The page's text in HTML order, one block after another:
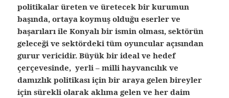
politikalar üreten ve üretecek bir kurumun
başında, ortaya koymuş olduğu eserler ve
başarıları ile Konyalı bir ismin olması, sektörün
geleceği ve sektördeki tüm oyuncular açısından
gurur vericidir. Büyük bir ideal ve hedef
çerçevesinde, yerli – milli hayvancılık ve
damızlık politikası için bir araya gelen bireyler
için sürekli olarak aklıma gelen ve her daim